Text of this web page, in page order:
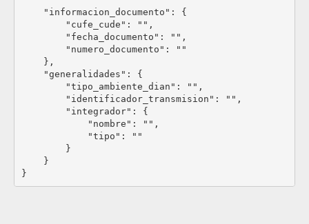
    "informacion_documento": {
        "cufe_cude": "",
        "fecha_documento": "",
        "numero_documento": ""
    },
    "generalidades": {
        "tipo_ambiente_dian": "",
        "identificador_transmision": "",
        "integrador": {
            "nombre": "",
            "tipo": ""
        }
    }